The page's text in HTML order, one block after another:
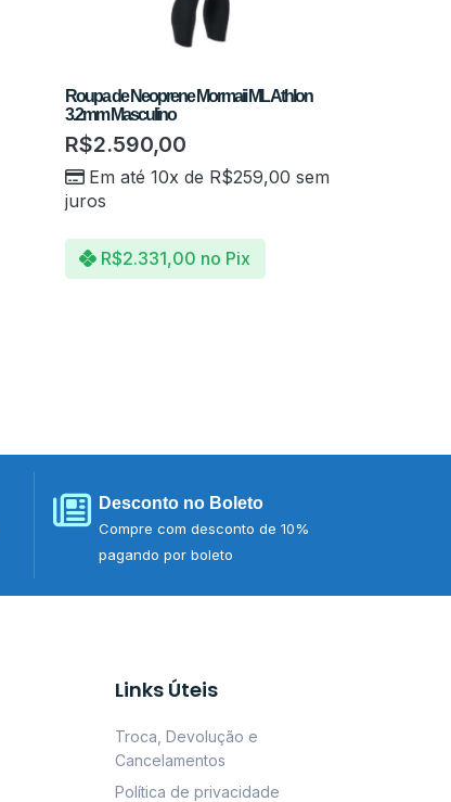
Roupa de Neoprene Mormaii ML Athlon
3.2mm Masculino
R$2.590,00
Em até 10x de R$259,00 sem
juros
R$2.331,00 no Pix
Desconto no Boleto
Compre com desconto de 10%
pagando por boleto
Links Úteis
Troca, Devolução e
Cancelamentos
Política de privacidade